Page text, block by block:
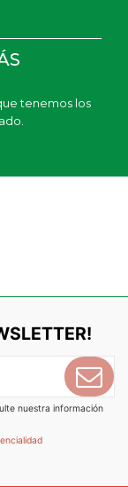
tenemos los
nuestra información